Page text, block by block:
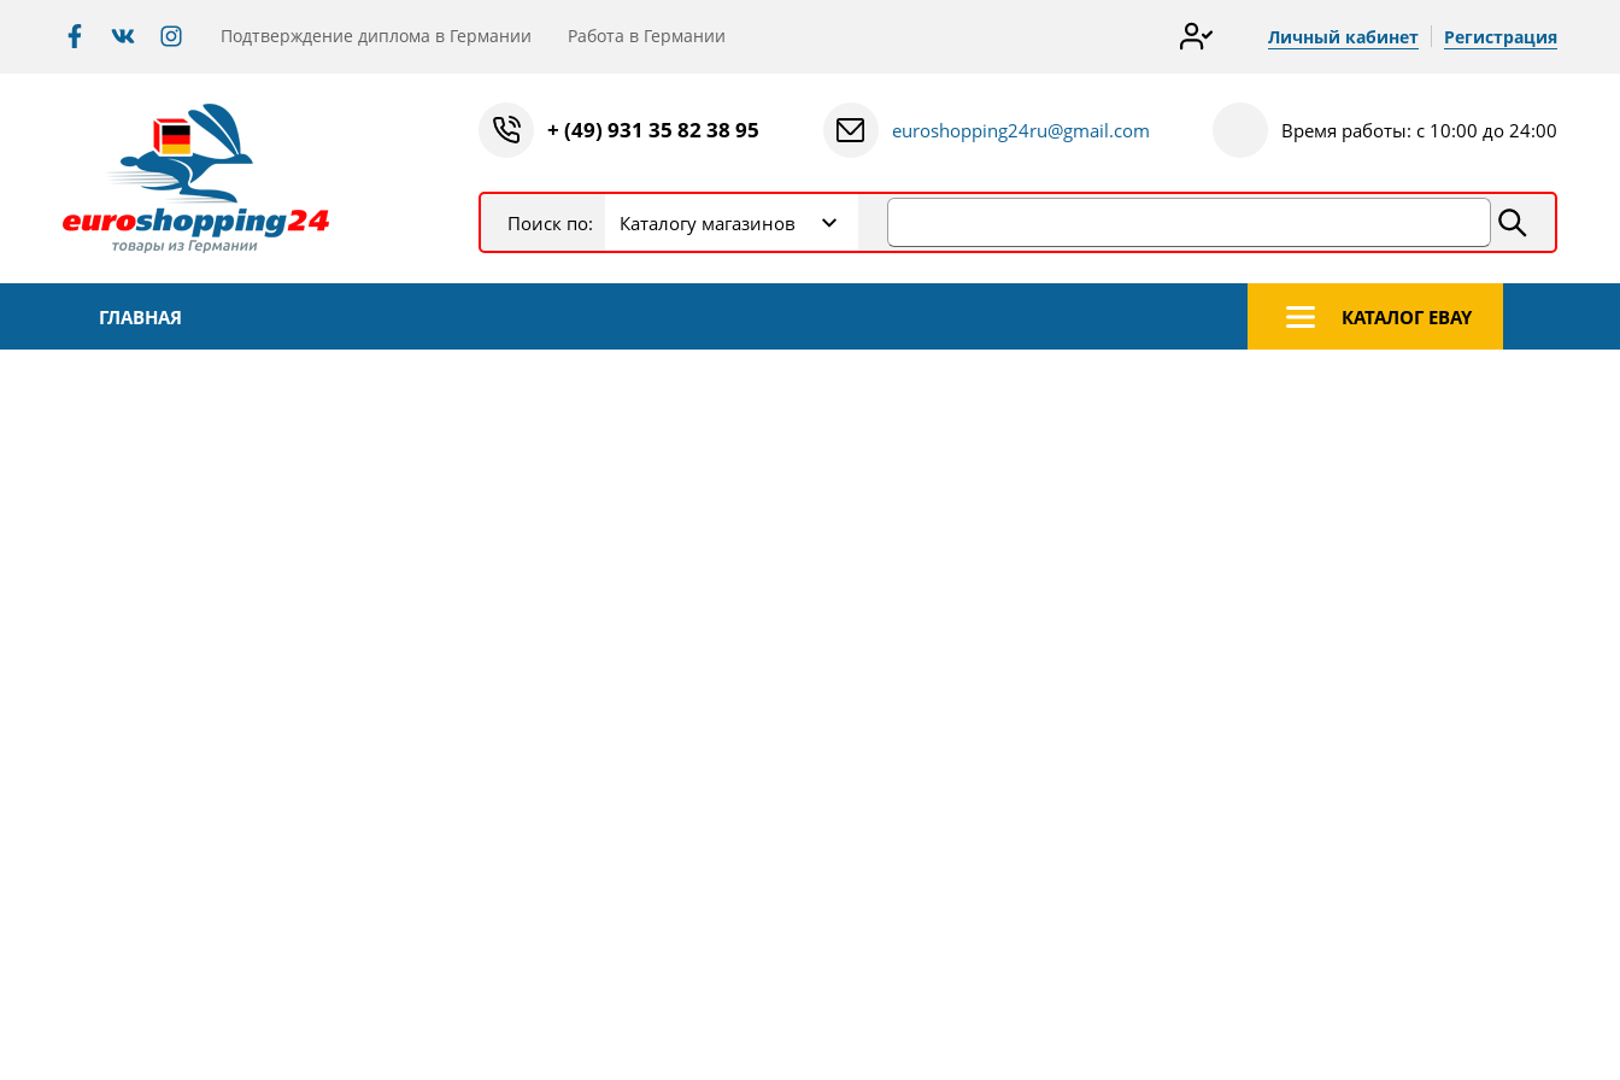
Подтверждение диплома в Германии Работа в Германии Личный кабинет Регистрация
+ (49) 931 35 82 38 95 euroshopping24ru@gmail.com Время работы: с 10:00 до 24:00
Поиск по: Каталогу магазинов
ГЛАВНАЯ КАТАЛОГ EBAY